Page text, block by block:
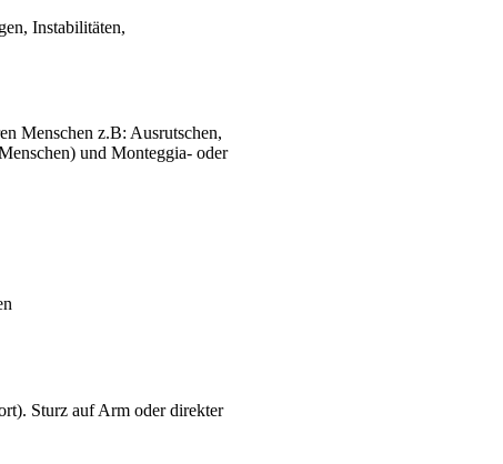
Instabilitäten,
Menschen z.B: Ausrutschen,
und Monteggia- oder
Sturz auf Arm oder direkter